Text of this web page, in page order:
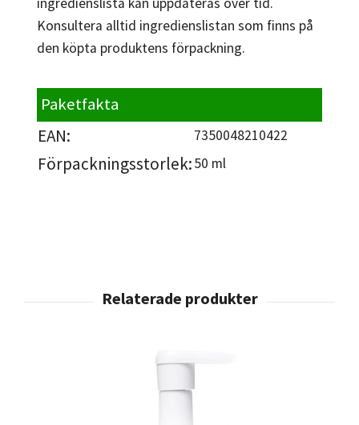
ingredienslista kan uppdateras över tid.
Konsultera alltid ingredienslistan som finns på
den köpta produktens förpackning.
Paketfakta
EAN: 7350048210422
Förpackningsstorlek:50 ml